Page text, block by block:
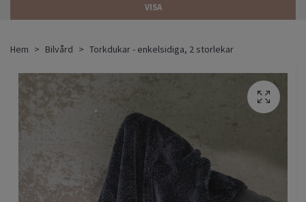
VISA
Hem Bilvård Torkdukar - enkelsidiga, 2 storlekar